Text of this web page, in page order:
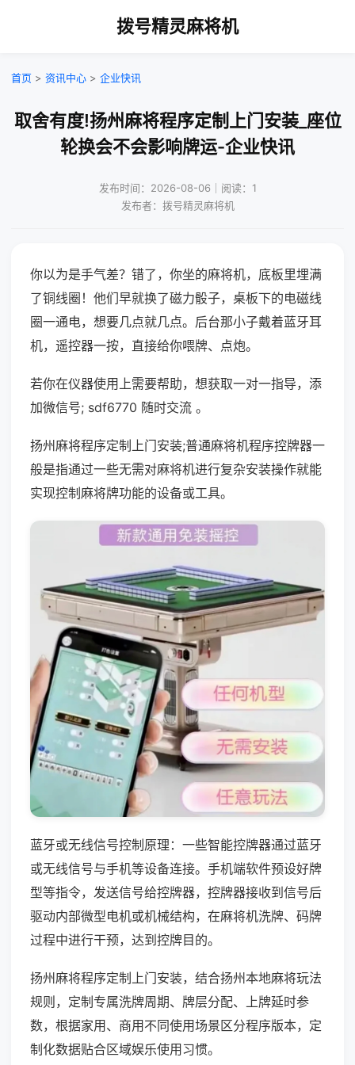
拨号精灵麻将机
首页 > 资讯中心 > 企业快讯
取舍有度!扬州麻将程序定制上门安装_座位
轮换会不会影响牌运-企业快讯
发布时间：2026-08-06｜阅读：1
发布者：拨号精灵麻将机
你以为是手气差？错了，你坐的麻将机，底板里埋满
了铜线圈！他们早就换了磁力骰子，桌板下的电磁线
圈一通电，想要几点就几点。后台那小子戴着蓝牙耳
机，遥控器一按，直接给你喂牌、点炮。
若你在仪器使用上需要帮助，想获取一对一指导，添
加微信号; sdf6770 随时交流 。
扬州麻将程序定制上门安装;普通麻将机程序控牌器一
般是指通过一些无需对麻将机进行复杂安装操作就能
实现控制麻将牌功能的设备或工具。
蓝牙或无线信号控制原理：一些智能控牌器通过蓝牙
或无线信号与手机等设备连接。手机端软件预设好牌
型等指令，发送信号给控牌器，控牌器接收到信号后
驱动内部微型电机或机械结构，在麻将机洗牌、码牌
过程中进行干预，达到控牌目的。
扬州麻将程序定制上门安装，结合扬州本地麻将玩法
规则，定制专属洗牌周期、牌层分配、上牌延时参
数，根据家用、商用不同使用场景区分程序版本，定
制化数据贴合区域娱乐使用习惯。